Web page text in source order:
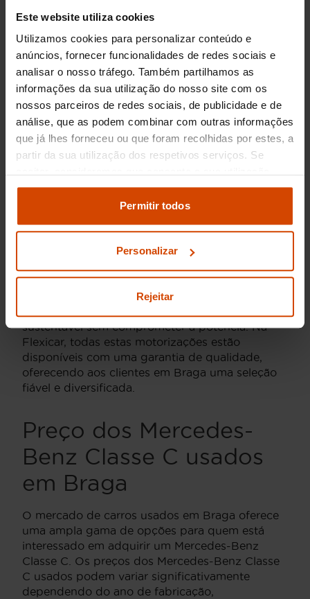
Este website utiliza cookies
Utilizamos cookies para personalizar conteúdo e
anúncios, fornecer funcionalidades de redes sociais e
analisar o nosso tráfego. Também partilhamos as
informações da sua utilização do nosso site com os
nossos parceiros de redes sociais, de publicidade e de
análise, que as podem combinar com outras informações
que já lhes forneceu ou que foram recolhidas por estes, a
partir da sua utilização dos respetivos serviços. Se
Pode modificar as suas opções de consentimento e
definições de cookies
definições e saber mais na nossa
Permitir todos
Personalizar
Rejeitar
Flexicar garante uma seleção de Classe C que
proporcionando tranquilidade aos seus clientes.
Motorizações da Mercedes-
Benz Classe C em Braga
Quando se trata de motorizações do
Mercedes-
Benz Classe C
em Braga, os compradores em
segunda mão têm uma variedade de opções
que se adaptam a diferentes necessidades e
C 220d, são particularmente
populares pela sua eficiência e baixas emissões.
Para os que preferem uma motorização a
oferecendo um excelente desempenho urbano.
Além disso, existem versões híbridas leves para
sustentável sem comprometer a potência. Na
Flexicar, todas estas motorizações estão
disponíveis com uma garantia de qualidade,
oferecendo aos clientes em Braga uma seleção
fiável e diversificada.
Preço dos Mercedes-
Benz Classe C usados
em Braga
O mercado de carros usados em Braga oferece
uma ampla gama de opções para quem está
interessado em adquirir um Mercedes-Benz
Classe C. Os preços dos Mercedes-Benz Classe
C usados podem variar significativamente
dependendo do ano de fabricação,